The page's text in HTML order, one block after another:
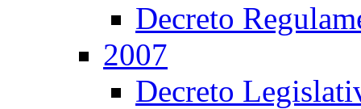
Decreto
2007
Decreto